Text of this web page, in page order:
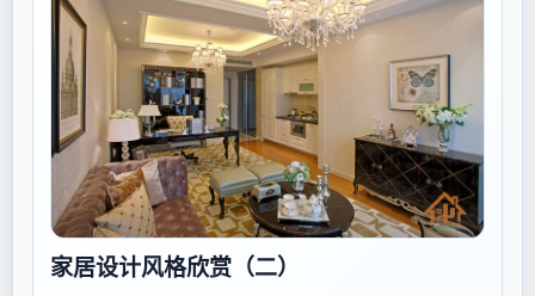
家居设计风格欣赏（二）